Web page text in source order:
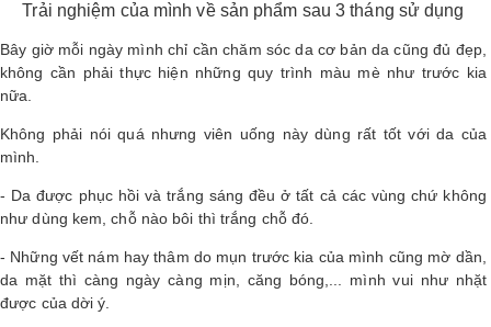
Trải nghiệm của mình về sản phẩm sau 3 tháng sử dụng
Bây giờ mỗi ngày mình chỉ cần chăm sóc da cơ bản da cũng đủ đẹp,
không cần phải thực hiện những quy trình màu mè như trước kia
nữa.
Không phải nói quá nhưng viên uống này dùng rất tốt với da của
mình.
- Da được phục hồi và trắng sáng đều ở tất cả các vùng chứ không
như dùng kem, chỗ nào bôi thì trắng chỗ đó.
- Những vết nám hay thâm do mụn trước kia của mình cũng mờ dần,
da mặt thì càng ngày càng mịn, căng bóng,... mình vui như nhặt
được của dời ý.